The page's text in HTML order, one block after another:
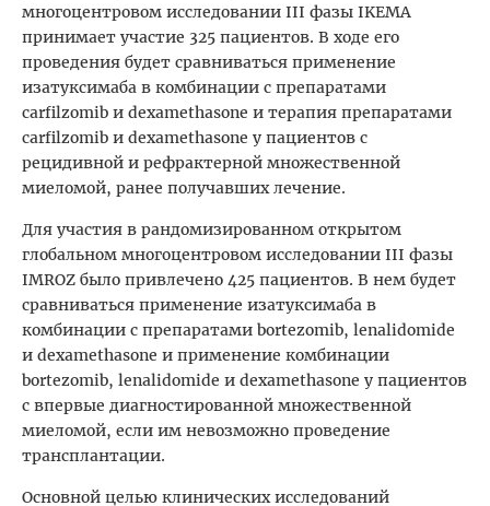
многоцентровом исследовании III фазы IKEMA
принимает участие 325 пациентов. В ходе его
проведения будет сравниваться применение
изатуксимаба в комбинации с препаратами
carfilzomib и dexamethasone и терапия препаратами
carfilzomib и dexamethasone у пациентов с
рецидивной и рефрактерной множественной
миеломой, ранее получавших лечение.
Для участия в рандомизированном открытом
глобальном многоцентровом исследовании III фазы
IMROZ было привлечено 425 пациентов. В нем будет
сравниваться применение изатуксимаба в
комбинации с препаратами bortezomib, lenalidomide
и dexamethasone и применение комбинации
bortezomib, lenalidomide и dexamethasone у пациентов
с впервые диагностированной множественной
миеломой, если им невозможно проведение
трансплантации.
Основной целью клинических исследований